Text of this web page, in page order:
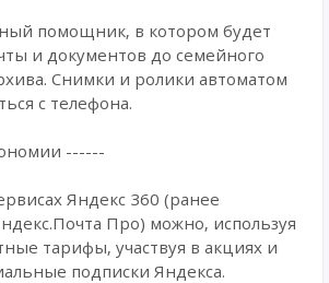
помощник, в котором будет
и документов до семейного
Снимки и ролики автоматом
с телефона.
------
Яндекс 360 (ранее
Про) можно, используя
тарифы, участвуя в акциях и
подписки Яндекса.